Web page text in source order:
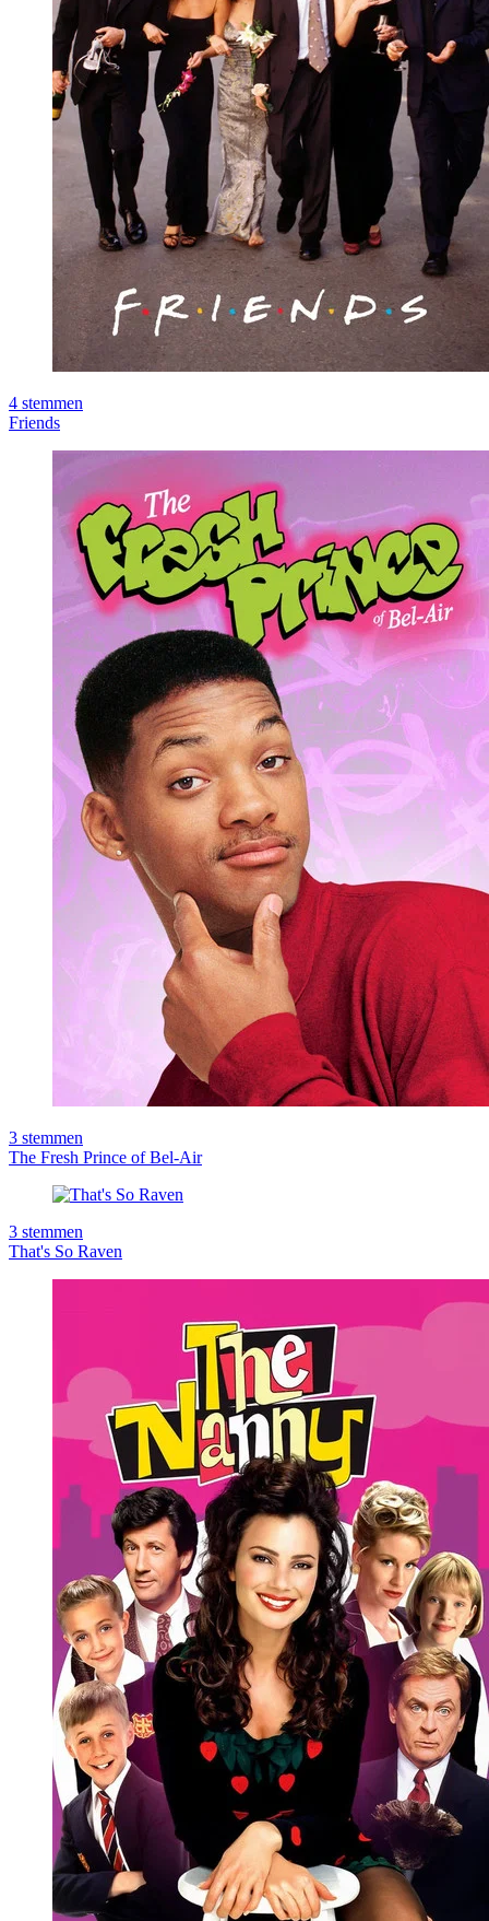
4 stemmen
Friends
3 stemmen
The Fresh Prince of Bel-Air
3 stemmen
That's So Raven